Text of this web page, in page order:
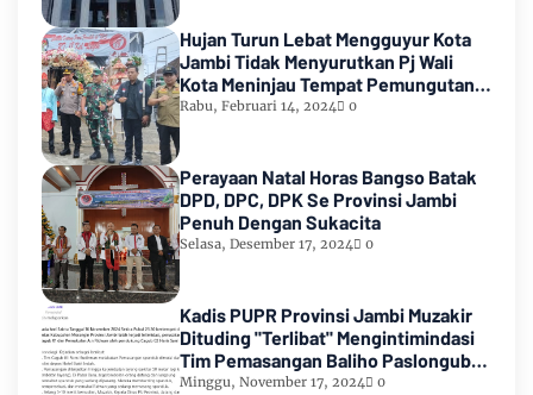
Hujan Turun Lebat Mengguyur Kota
Jambi Tidak Menyurutkan Pj Wali
Kota Meninjau Tempat Pemungutan
Suara Pemilu 2024
Rabu, Februari 14, 2024 0
Perayaan Natal Horas Bangso Batak
DPD, DPC, DPK Se Provinsi Jambi
Penuh Dengan Sukacita
Selasa, Desember 17, 2024 0
Kadis PUPR Provinsi Jambi Muzakir
Dituding "Terlibat" Mengintimindasi
Tim Pemasangan Baliho Paslongub
Romi-Sudirman
Minggu, November 17, 2024 0